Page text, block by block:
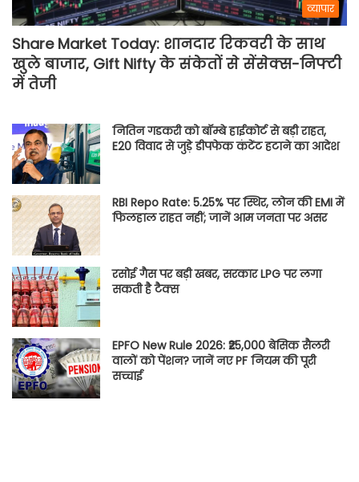
व्यापार
Share Market Today: शानदार रिकवरी के साथ
खुले बाजार, Gift Nifty के संकेतों से सेंसेक्स-निफ्टी
में तेजी
नितिन गडकरी को बॉम्बे हाईकोर्ट से बड़ी राहत,
E20 विवाद से जुड़े डीपफेक कंटेंट हटाने का आदेश
RBI Repo Rate: 5.25% पर स्थिर, लोन की EMI में
फिलहाल राहत नहीं; जानें आम जनता पर असर
रसोई गैस पर बड़ी खबर, सरकार LPG पर लगा
सकती है टैक्स
EPFO New Rule 2026: ₹25,000 बेसिक सैलरी
वालों को पेंशन? जानें नए PF नियम की पूरी
सच्चाई